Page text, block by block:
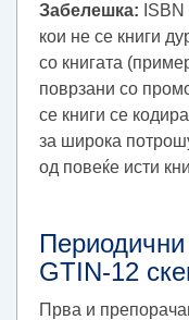
Забелешка:
кои не се книги
со книгата
поврзани со
се книги се
за широка
од повеќе исти
GTIN-12
Прва и